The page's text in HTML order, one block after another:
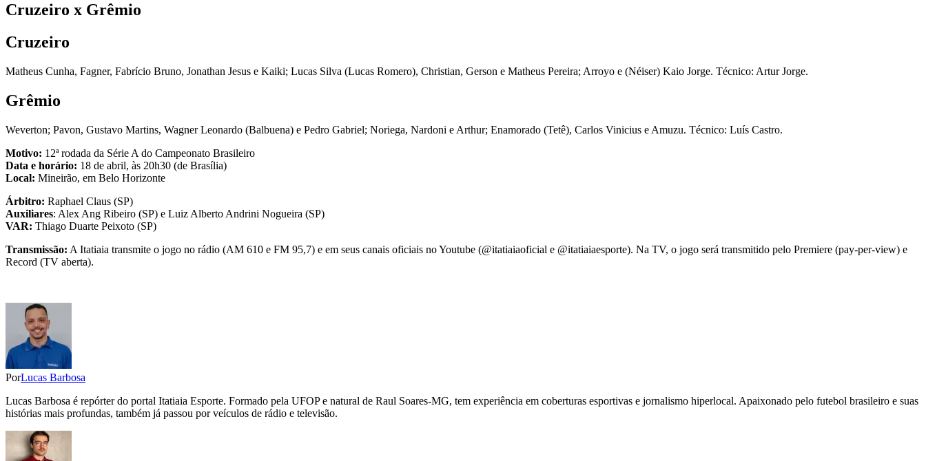
Cruzeiro x Grêmio
Cruzeiro
Matheus Cunha, Fagner, Fabrício Bruno, Jonathan Jesus e Kaiki; Lucas Silva (Lucas Romero), Christian, Gerson e Matheus Pereira; Arroyo e (Néiser) Kaio Jorge. Técnico: Artur Jorge.
Grêmio
Weverton; Pavon, Gustavo Martins, Wagner Leonardo (Balbuena) e Pedro Gabriel; Noriega, Nardoni e Arthur; Enamorado (Tetê), Carlos Vinicius e Amuzu. Técnico: Luís Castro.
Motivo: 12ª rodada da Série A do Campeonato Brasileiro
Data e horário: 18 de abril, às 20h30 (de Brasília)
Local: Mineirão, em Belo Horizonte
Árbitro: Raphael Claus (SP)
Auxiliares: Alex Ang Ribeiro (SP) e Luiz Alberto Andrini Nogueira (SP)
VAR: Thiago Duarte Peixoto (SP)
Transmissão: A Itatiaia transmite o jogo no rádio (AM 610 e FM 95,7) e em seus canais oficiais no Youtube (@itatiaiaoficial e @itatiaiaesporte). Na TV, o jogo será transmitido pelo Premiere (pay-per-view) e
Record (TV aberta).
PorLucas Barbosa
Lucas Barbosa é repórter do portal Itatiaia Esporte. Formado pela UFOP e natural de Raul Soares-MG, tem experiência em coberturas esportivas e jornalismo hiperlocal. Apaixonado pelo futebol brasileiro e suas
histórias mais profundas, também já passou por veículos de rádio e televisão.